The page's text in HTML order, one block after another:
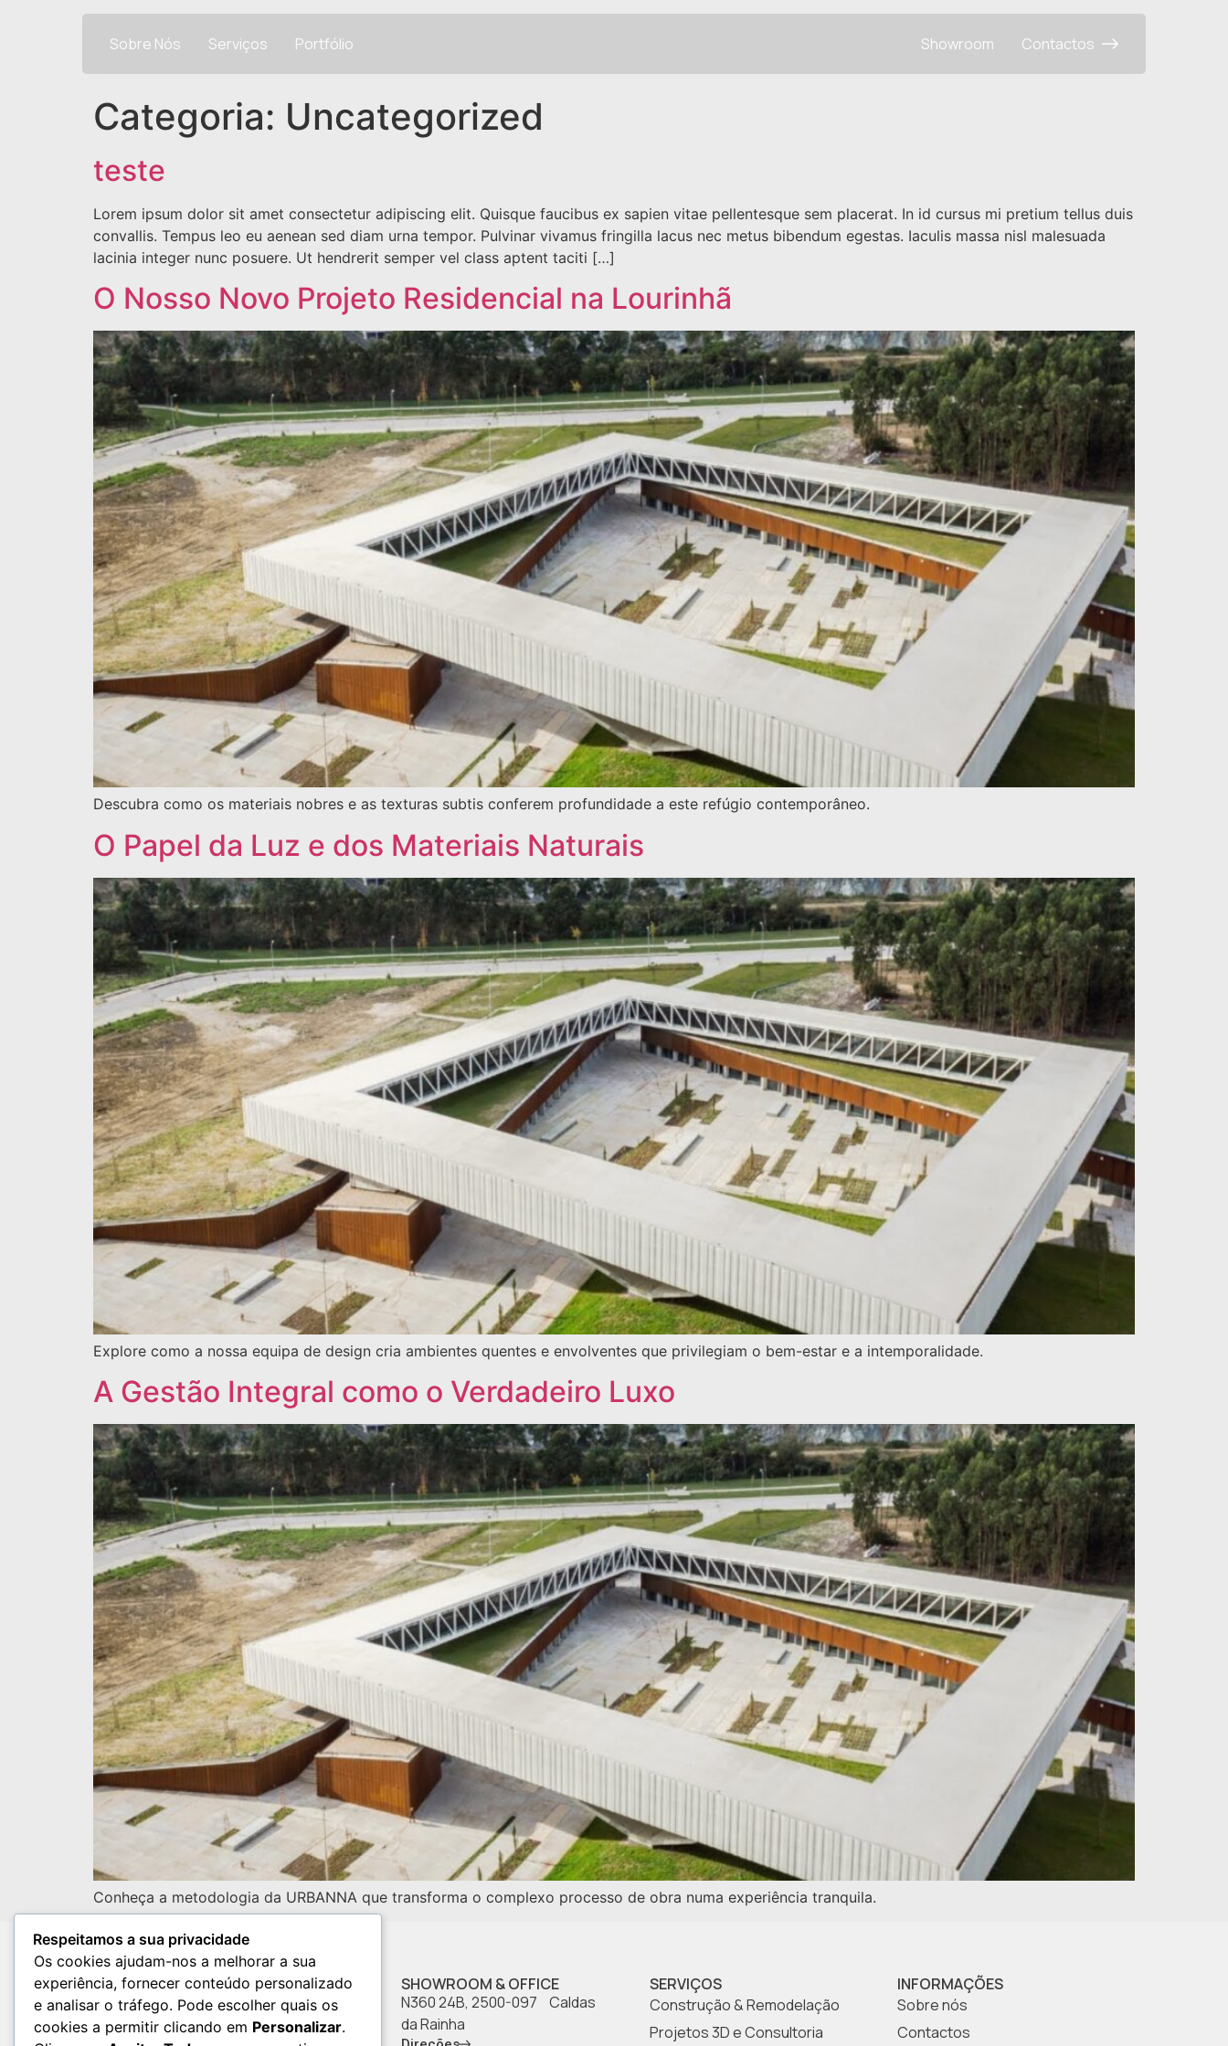
Sobre Nós Serviços Portfólio Showroom Contactos
Categoria: Uncategorized
teste
Lorem ipsum dolor sit amet consectetur adipiscing elit. Quisque faucibus ex sapien vitae pellentesque sem placerat. In id cursus mi pretium tellus duis
convallis. Tempus leo eu aenean sed diam urna tempor. Pulvinar vivamus fringilla lacus nec metus bibendum egestas. Iaculis massa nisl malesuada
lacinia integer nunc posuere. Ut hendrerit semper vel class aptent taciti […]
O Nosso Novo Projeto Residencial na Lourinhã
Descubra como os materiais nobres e as texturas subtis conferem profundidade a este refúgio contemporâneo.
O Papel da Luz e dos Materiais Naturais
Explore como a nossa equipa de design cria ambientes quentes e envolventes que privilegiam o bem-estar e a intemporalidade.
A Gestão Integral como o Verdadeiro Luxo
Conheça a metodologia da URBANNA que transforma o complexo processo de obra numa experiência tranquila.
A collective of interior
designers.
SHOWROOM & OFFICE
N360 24B, 2500-097 Caldas
da Rainha
SERVIÇOS
Construção & Remodelação
Projetos 3D e Consultoria
INFORMAÇÕES
Sobre nós
Contactos
Respeitamos a sua privacidade
Os cookies ajudam-nos a melhorar a sua
experiência, fornecer conteúdo personalizado
e analisar o tráfego. Pode escolher quais os
cookies a permitir clicando em Personalizar.